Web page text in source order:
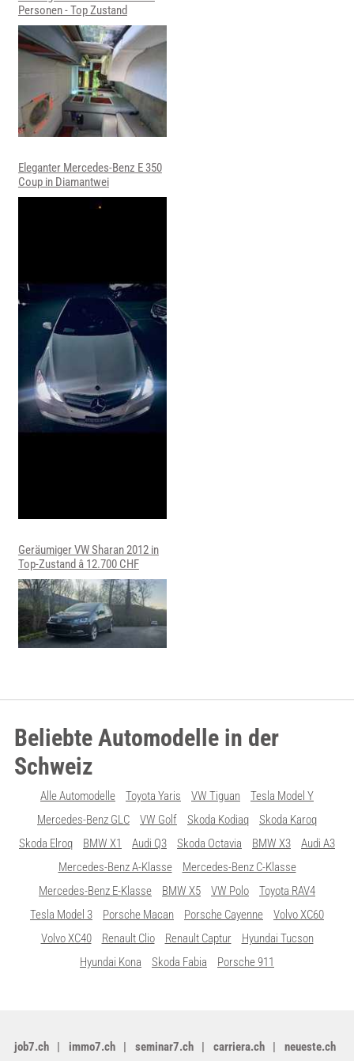
Personen - Top Zustand
Eleganter Mercedes-Benz E 350
Coup in Diamantwei
Geräumiger VW Sharan 2012 in
Top-Zustand â 12.700 CHF
Beliebte Automodelle in der
Schweiz
Alle Automodelle Toyota Yaris VW Tiguan
Tesla Model Y
Mercedes-Benz GLC
VW Golf Skoda Kodiaq
Skoda Karoq
Skoda Elroq
BMW X1 Audi Q3 Skoda Octavia BMW X3
Audi A3
Mercedes-Benz A-Klasse
Mercedes-Benz C-Klasse
Mercedes-Benz E-Klasse
BMW X5 VW Polo
Toyota RAV4
Tesla Model 3
Porsche Macan Porsche Cayenne
Volvo XC60
Volvo XC40
Renault Clio Renault Captur
Hyundai Tucson
Hyundai Kona
Skoda Fabia Porsche 911
job7.ch immo7.ch seminar7.ch carriera.ch
neueste.ch